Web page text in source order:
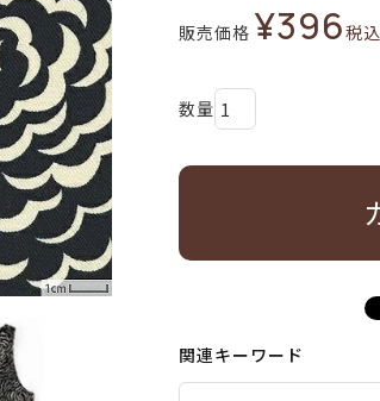
販売価格 ¥396税込
関連キーワード